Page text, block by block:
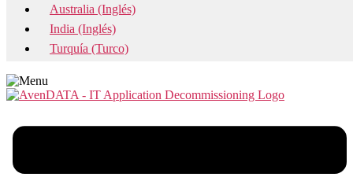
Australia (Inglés)
India (Inglés)
Turquía (Turco)